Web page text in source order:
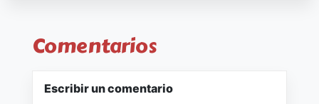
Comentarios
Escribir un comentario